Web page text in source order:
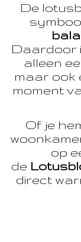
De
Daardoor
alleen
maar ook
moment
Of je
op
de
direct